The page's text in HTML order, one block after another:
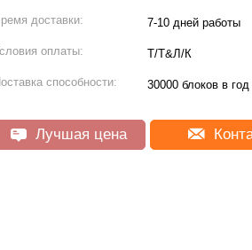
доставки: 7-10 дней работы
оплаты: Т/Т&Л/К
способности: 30000 блоков в год
Лучшая цена